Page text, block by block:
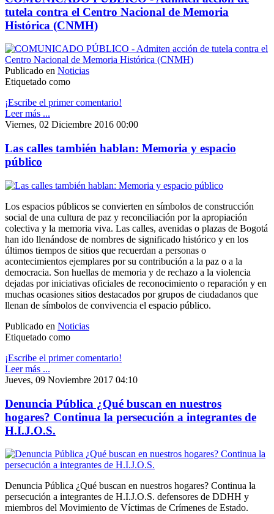
tutela contra el Centro Nacional de Memoria
Histórica (CNMH)
Publicado en Noticias
Etiquetado como
¡Escribe el primer comentario!
Leer más ...
Viernes, 02 Diciembre 2016 00:00
Las calles también hablan: Memoria y espacio
público
Los espacios públicos se convierten en símbolos de construcción
social de una cultura de paz y reconciliación por la apropiación
colectiva y la memoria viva. Las calles, avenidas o plazas de Bogotá
han ido llenándose de nombres de significado histórico y en los
últimos tiempos de sitios que recuerdan a personas o
acontecimientos ejemplares por su contribución a la paz o a la
democracia. Son huellas de memoria y de rechazo a la violencia
dejadas por iniciativas oficiales de reconocimiento o reparación y en
muchas ocasiones sitios destacados por grupos de ciudadanos que
llenan de símbolos de convivencia el espacio público.
Publicado en Noticias
Etiquetado como
¡Escribe el primer comentario!
Leer más ...
Jueves, 09 Noviembre 2017 04:10
Denuncia Pública ¿Qué buscan en nuestros
hogares? Continua la persecución a integrantes de
H.I.J.O.S.
Denuncia Pública ¿Qué buscan en nuestros hogares? Continua la
persecución a integrantes de H.I.J.O.S. defensores de DDHH y
miembros del Movimiento de Víctimas de Crímenes de Estado.